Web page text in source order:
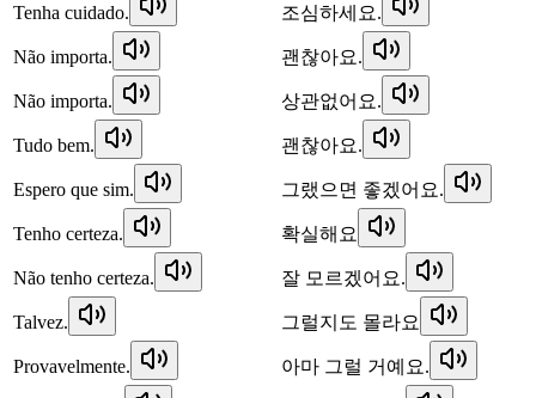
Tenha cuidado. 조심하세요.
Não importa. 괜찮아요.
Não importa. 상관없어요.
Tudo bem. 괜찮아요.
Espero que sim. 그랬으면 좋겠어요.
Tenho certeza. 확실해요
Não tenho certeza. 잘 모르겠어요.
Talvez. 그럴지도 몰라요
Provavelmente. 아마 그럴 거예요.